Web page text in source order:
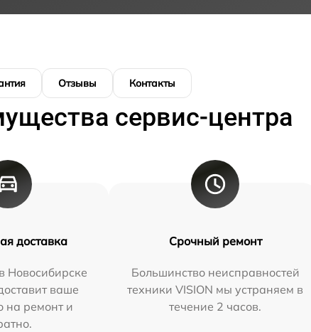
Отзывы Контакты
сервис-центра
доставка
Новосибирске
ваше
на ремонт и
Срочный ремонт
Большинство неисправностей
техники VISION мы устраняем в
течение 2 часов.